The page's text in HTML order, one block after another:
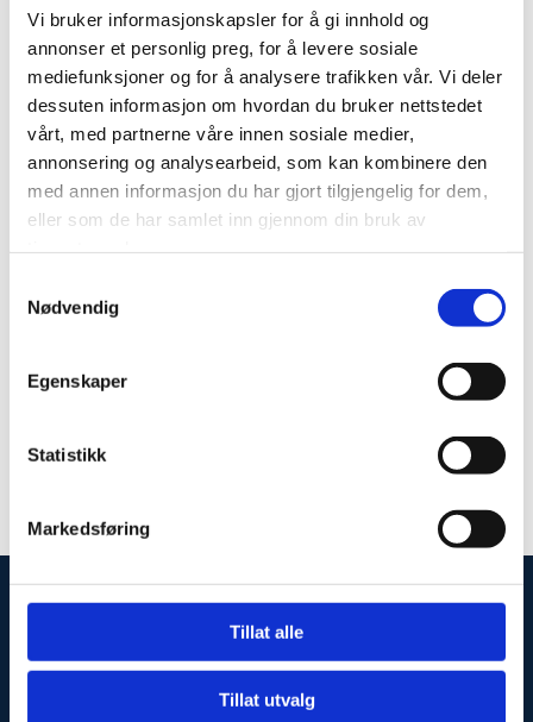
Vi bruker informasjonskapsler for å gi innhold og
annonser et personlig preg, for å levere sosiale
mediefunksjoner og for å analysere trafikken vår. Vi deler
dessuten informasjon om hvordan du bruker nettstedet
vårt, med partnerne våre innen sosiale medier,
annonsering og analysearbeid, som kan kombinere den
med annen informasjon du har gjort tilgjengelig for dem,
eller som de har samlet inn gjennom din bruk av
Nødvendig
Egenskaper
Statistikk
Markedsføring
Tillat alle
Tillat utvalg
MACRO
VIKING BAD
EURO BAD
TRIOLUX
KALDEWEI
OSO
IDEAL STANDARD
PRESSALIT
HOVEDGROSIST ER BRØDRENE DAHL
LAUFEN
PIPELIFE
TAPWELL

Kontakt oss